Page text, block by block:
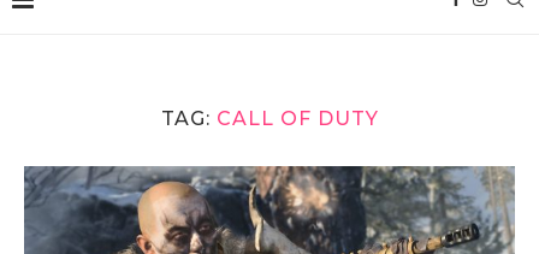
TAG: CALL OF DUTY